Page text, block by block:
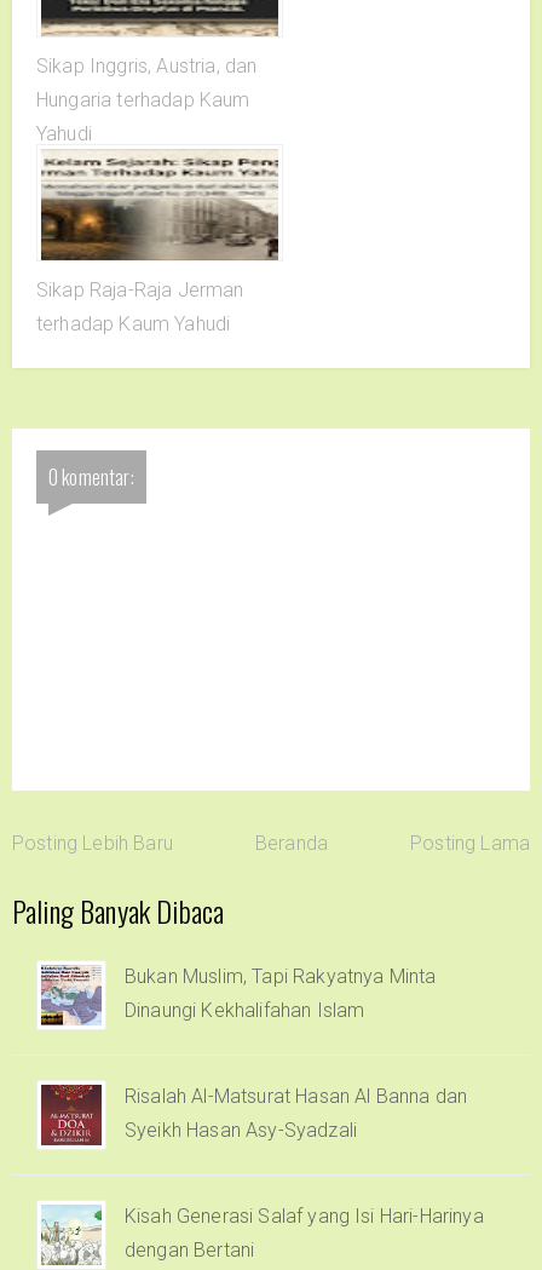
Sikap Inggris, Austria, dan
Hungaria terhadap Kaum
Yahudi
Sikap Raja-Raja Jerman
terhadap Kaum Yahudi
0 komentar:
Posting Lebih Baru Beranda Posting Lama
Paling Banyak Dibaca
Bukan Muslim, Tapi Rakyatnya Minta
Dinaungi Kekhalifahan Islam
Risalah Al-Matsurat Hasan Al Banna dan
Syeikh Hasan Asy-Syadzali
Kisah Generasi Salaf yang Isi Hari-Harinya
dengan Bertani